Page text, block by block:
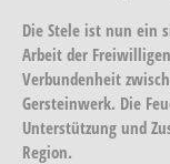
Die Stele ist nun ein
Arbeit der
Verbundenheit
Gersteinwerk. Die
Unterstützung und
Region.